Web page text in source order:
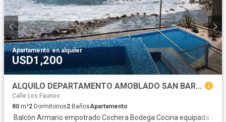
Apartamento·en alquiler
USD1,200
ALQUILO DEPARTAMENTO AMOBLADO SAN BARTOLO- 2 dorm Contrato Anual
Calle Los Faunos
80 m²2 Dormitorios2 BañosApartamento
·Balcón·Armario empotrado·Cochera·Bodega·Cocina equipada·